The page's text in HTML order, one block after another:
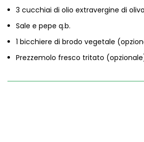
3 cucchiai di olio extravergine di oliva
Sale e pepe q.b.
1 bicchiere di brodo vegetale
Prezzemolo fresco tritato